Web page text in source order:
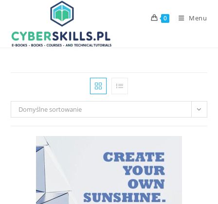
content
0 Menu
Domyślne sortowanie